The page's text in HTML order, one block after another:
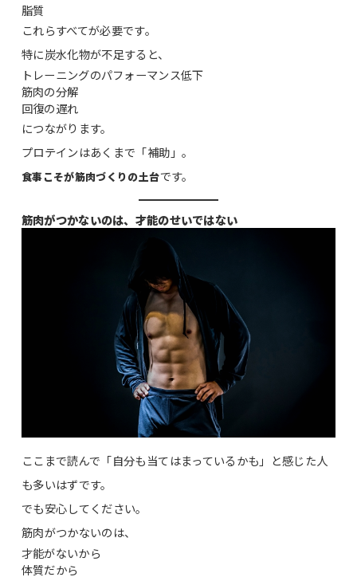
脂質
これらすべてが必要です。
特に炭水化物が不足すると、
トレーニングのパフォーマンス低下
筋肉の分解
回復の遅れ
につながります。
プロテインはあくまで「補助」。
食事こそが筋肉づくりの土台です。
筋肉がつかないのは、才能のせいではない
ここまで読んで「自分も当てはまっているかも」と感じた人
も多いはずです。
でも安心してください。
筋肉がつかないのは、
才能がないから
体質だから